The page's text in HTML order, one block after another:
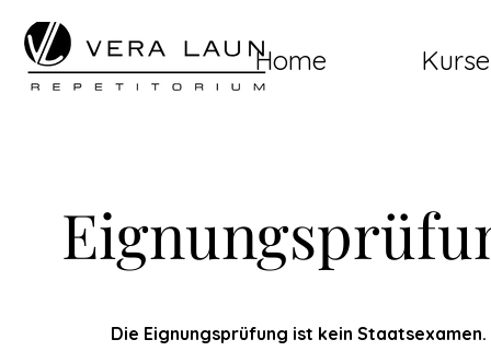
Home Kurse
Die Eignungsprüfung ist kein